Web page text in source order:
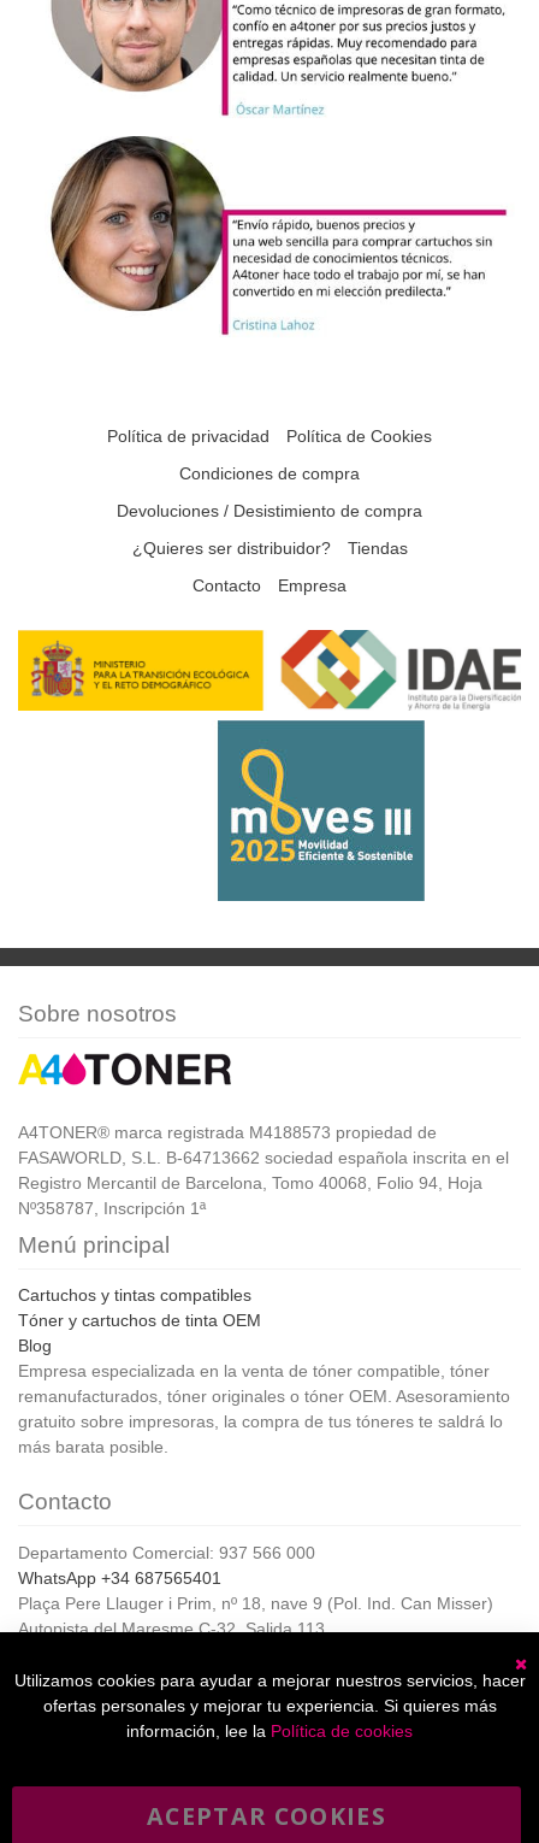
Política de privacidad
Política de Cookies
Condiciones de compra
Devoluciones / Desistimiento de compra
¿Quieres ser distribuidor?
Tiendas
Contacto
Empresa
Sobre nosotros
A4TONER® marca registrada M4188573 propiedad de
FASAWORLD, S.L. B-64713662 sociedad española inscrita en el
Registro Mercantil de Barcelona, Tomo 40068, Folio 94, Hoja
Nº358787, Inscripción 1ª
Menú principal
Cartuchos y tintas compatibles
Tóner y cartuchos de tinta OEM
Blog
Empresa especializada en la venta de tóner compatible, tóner
remanufacturados, tóner originales o tóner OEM. Asesoramiento
gratuito sobre impresoras, la compra de tus tóneres te saldrá lo
más barata posible.
Contacto
Departamento Comercial: 937 566 000
WhatsApp +34 687565401
Plaça Pere Llauger i Prim, nº 18, nave 9 (Pol. Ind. Can Misser)
Autopista del Maresme C-32, Salida 113
Horario de Atención al cliente:
De lunes a jueves de 8:00 a 17:00,
Viernes de 8:00 a 15:00
Utilizamos cookies para ayudar a mejorar nuestros servicios, hacer
ofertas personales y mejorar tu experiencia. Si quieres más
información, lee la Política de cookies
ACEPTAR COOKIES